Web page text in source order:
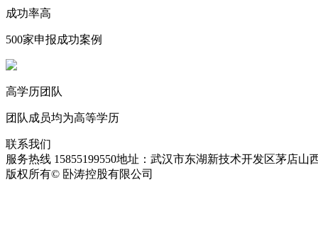
成功率高
500家申报成功案例
高学历团队
团队成员均为高等学历
联系我们
服务热线 15855199550地址：武汉市东湖新技术开发区茅店山
版权所有© 卧涛控股有限公司